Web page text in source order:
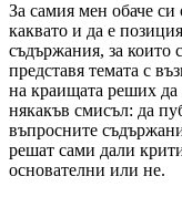
За самия мен обаче си
каквато и да е
съдържания, за които
представя темата с
на краищата реших да
някакъв смисъл: да
въпросните
решат сами дали
основателни или не.